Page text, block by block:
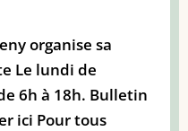
organise sa
Le lundi de
6h à 18h. Bulletin
ici Pour tous